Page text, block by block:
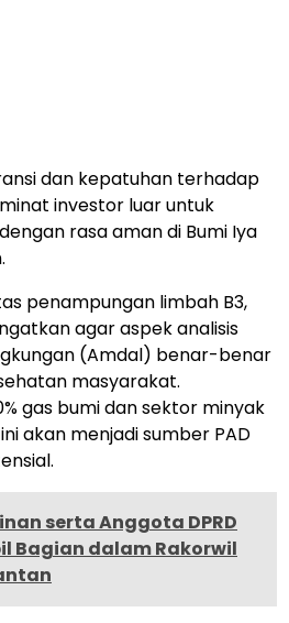
dan kepatuhan terhadap
investor luar untuk
rasa aman di Bumi Iya
penampungan limbah B3,
agar aspek analisis
(Amdal) benar-benar
masyarakat.
gas bumi dan sektor minyak
akan menjadi sumber PAD
serta Anggota DPRD
Bagian dalam Rakorwil